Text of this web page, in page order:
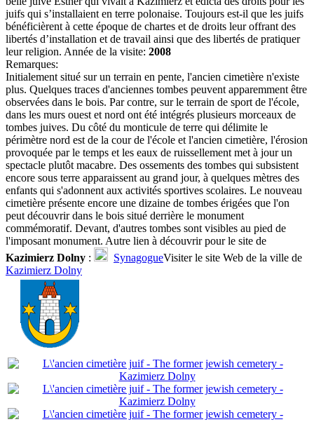
juifs qui s’installaient en terre polonaise. Toujours est-il que les juifs
bénéficièrent à cette époque de chartes et de droits leur offrant des
libertés d’installation et de travail ainsi que des libertés de pratiquer
leur religion. Année de la visite: 2008
Remarques:
Initialement situé sur un terrain en pente, l'ancien cimetière n'existe
plus. Quelques traces d'anciennes tombes peuvent apparemment être
observées dans le bois. Par contre, sur le terrain de sport de l'école,
dans les murs ouest et nord ont été intégrés plusieurs morceaux de
tombes juives. Du côté du monticule de terre qui délimite le
périmètre nord est de la cour de l'école et l'ancien cimetière, l'érosion
provoquée par le temps et les eaux de ruissellement met à jour un
spectacle plutôt macabre. Des ossements des tombes qui subsistent
encore sous terre apparaissent au grand jour, à quelques mètres des
enfants qui s'adonnent aux activités sportives scolaires. Le nouveau
cimetière présente encore une dizaine de tombes érigées que l'on
peut découvrir dans le bois situé derrière le monument
commémoratif. Devant, d'autres tombes sont visibles au pied de
l'imposant monument. Autre lien à découvrir pour le site de
Kazimierz Dolny : SynagogueVisiter le site Web de la ville de
Kazimierz Dolny